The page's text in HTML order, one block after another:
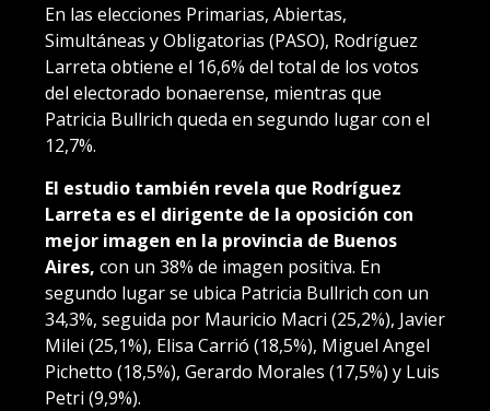
En las elecciones Primarias, Abiertas,
Simultáneas y Obligatorias (PASO), Rodríguez
Larreta obtiene el 16,6% del total de los votos
del electorado bonaerense, mientras que
Patricia Bullrich queda en segundo lugar con el
12,7%.
El estudio también revela que Rodríguez
Larreta es el dirigente de la oposición con
mejor imagen en la provincia de Buenos
Aires, con un 38% de imagen positiva. En
segundo lugar se ubica Patricia Bullrich con un
34,3%, seguida por Mauricio Macri (25,2%), Javier
Milei (25,1%), Elisa Carrió (18,5%), Miguel Angel
Pichetto (18,5%), Gerardo Morales (17,5%) y Luis
Petri (9,9%).